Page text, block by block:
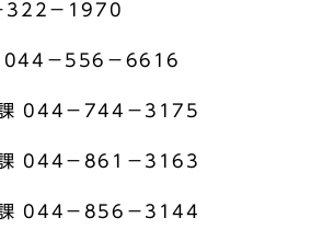
322－1970
044－556－6616
課 044－744－3175
課 044－861－3163
課 044－856－3144